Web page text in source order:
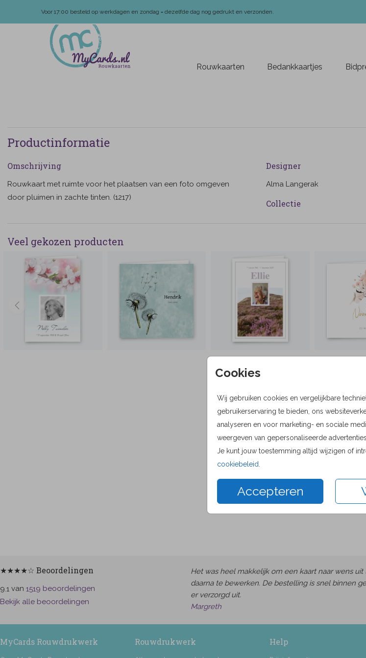
Voor 17:00 besteld op werkdagen en zondag = dezelfde dag nog gedrukt en verzonden.
Rouwkaarten Bedankkaartjes
Cookies
Wij gebruiken cookies en vergelijkbare
gebruikerservaring te bieden, ons
analyseren en voor marketing- en sociale
weergeven van gepersonaliseerde
Je kunt jouw toestemming altijd wijzigen of
cookiebeleid
Accepteren
Productinformatie
Omschrijving
Rouwkaart met ruimte voor het plaatsen van een foto omgeven
door pluimen in zachte tinten. (1217)
Designer
Alma Langerak
Collectie
Veel gekozen producten
★★★★☆ Beoordelingen
9.1 van 1519 beoordelingen
Bekijk alle beoordelingen
Het was heel makkelijk om een kaart naar wens
daarna te bewerken. De bestelling is snel binnen
er verzorgd uit.
Margreth
MyCards Rouwdrukwerk Rouwdrukwerk Help